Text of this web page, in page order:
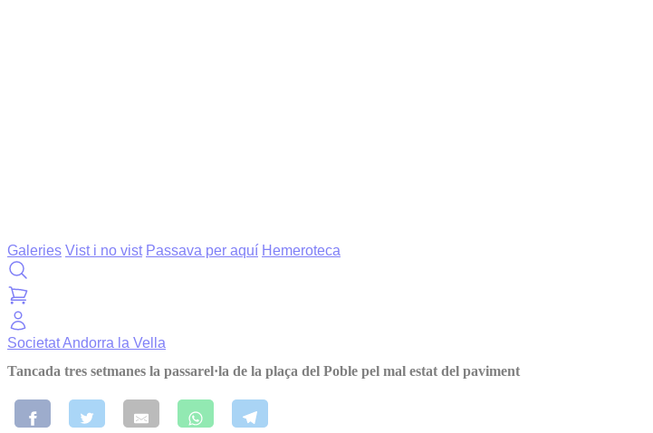
Galeries Vist i no vist Passava per aquí Hemeroteca
SocietatAndorra la Vella
Tancada tres setmanes la passarel·la de la plaça del Poble pel mal estat del paviment